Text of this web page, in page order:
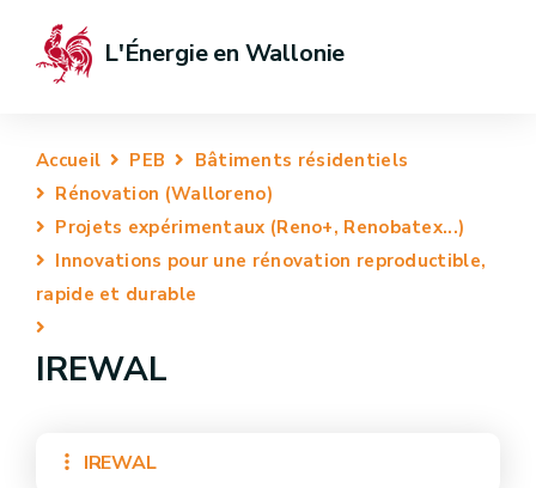
L'Énergie en Wallonie
Accueil PEB
Bâtiments résidentiels
Rénovation (Walloreno)
Projets expérimentaux (Reno+, Renobatex...)
Innovations pour une rénovation reproductible,
rapide et durable
IREWAL
IREWAL